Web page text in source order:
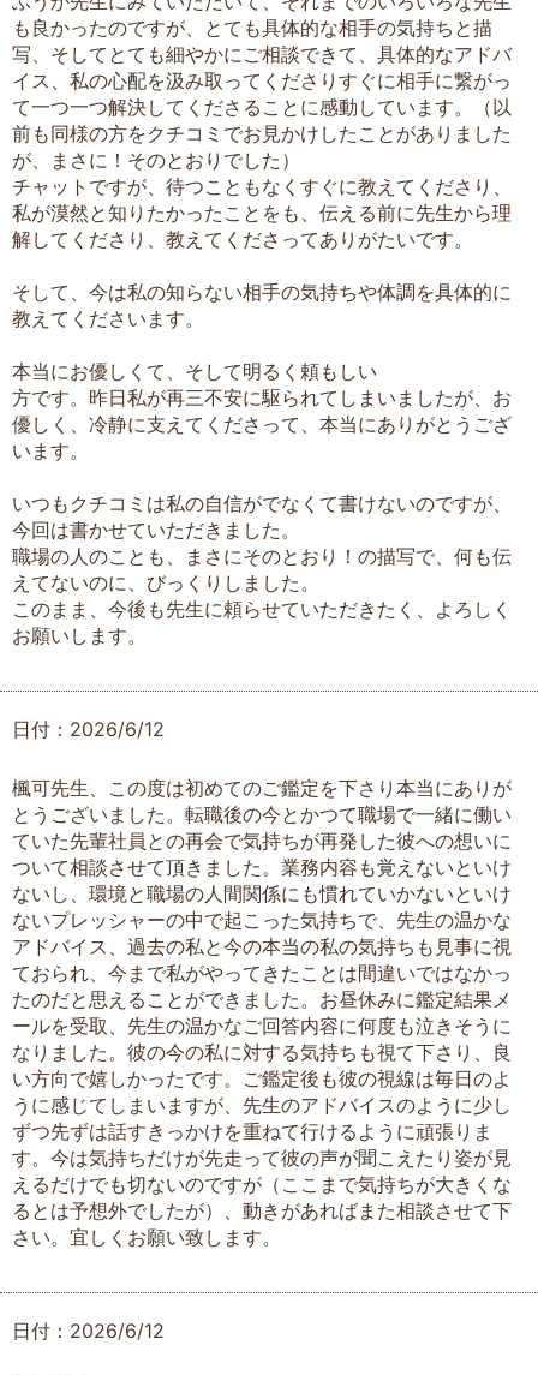
も良かったのですが、とても具体的な相手の気持ちと描
写、そしてとても細やかにご相談できて、具体的なアドバ
イス、私の心配を汲み取ってくださりすぐに相手に繋がっ
て一つ一つ解決してくださることに感動しています。（以
前も同様の方をクチコミでお見かけしたことがありました
が、まさに！そのとおりでした）
チャットですが、待つこともなくすぐに教えてくださり、
私が漠然と知りたかったことをも、伝える前に先生から理
解してくださり、教えてくださってありがたいです。
そして、今は私の知らない相手の気持ちや体調を具体的に
教えてくださいます。
本当にお優しくて、そして明るく頼もしい
方です。昨日私が再三不安に駆られてしまいましたが、お
優しく、冷静に支えてくださって、本当にありがとうござ
います。
いつもクチコミは私の自信がでなくて書けないのですが、
今回は書かせていただきました。
職場の人のことも、まさにそのとおり！の描写で、何も伝
えてないのに、びっくりしました。
このまま、今後も先生に頼らせていただきたく、よろしく
お願いします。
日付：2026/6/12
楓可先生、この度は初めてのご鑑定を下さり本当にありが
とうございました。転職後の今とかつて職場で一緒に働い
ていた先輩社員との再会で気持ちが再発した彼への想いに
ついて相談させて頂きました。業務内容も覚えないといけ
ないし、環境と職場の人間関係にも慣れていかないといけ
ないプレッシャーの中で起こった気持ちで、先生の温かな
アドバイス、過去の私と今の本当の私の気持ちも見事に視
ておられ、今まで私がやってきたことは間違いではなかっ
たのだと思えることができました。お昼休みに鑑定結果メ
ールを受取、先生の温かなご回答内容に何度も泣きそうに
なりました。彼の今の私に対する気持ちも視て下さり、良
い方向で嬉しかったです。ご鑑定後も彼の視線は毎日のよ
うに感じてしまいますが、先生のアドバイスのように少し
ずつ先ずは話すきっかけを重ねて行けるように頑張りま
す。今は気持ちだけが先走って彼の声が聞こえたり姿が見
えるだけでも切ないのですが（ここまで気持ちが大きくな
るとは予想外でしたが）、動きがあればまた相談させて下
さい。宜しくお願い致します。
日付：2026/6/12